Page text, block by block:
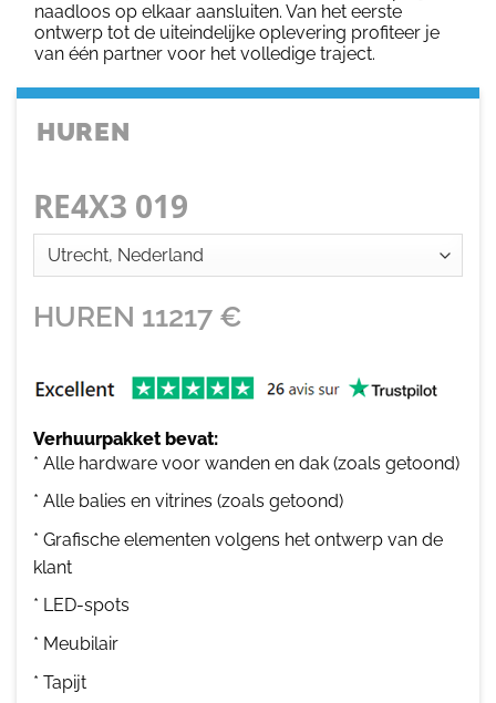
naadloos op elkaar aansluiten. Van het eerste
ontwerp tot de uiteindelijke oplevering profiteer je
van één partner voor het volledige traject.
HUREN
RE4X3 019
HUREN 11217 €
Verhuurpakket bevat:
* Alle hardware voor wanden en dak (zoals getoond)
* Alle balies en vitrines (zoals getoond)
* Grafische elementen volgens het ontwerp van de
klant
* LED-spots
* Meubilair
* Tapijt